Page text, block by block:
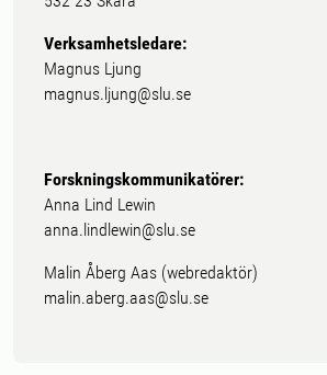
Verksamhetsledare:
Magnus Ljung
magnus.ljung@slu.se
Forskningskommunikatörer:
Anna Lind Lewin
anna.lindlewin@slu.se
Malin Åberg Aas (webredaktör)
malin.aberg.aas@slu.se